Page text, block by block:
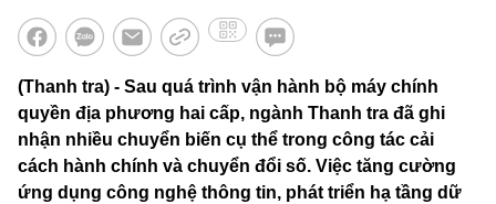
(Thanh tra) - Sau quá trình vận hành bộ máy chính
quyền địa phương hai cấp, ngành Thanh tra đã ghi
nhận nhiều chuyển biến cụ thể trong công tác cải
cách hành chính và chuyển đổi số. Việc tăng cường
ứng dụng công nghệ thông tin, phát triển hạ tầng dữ